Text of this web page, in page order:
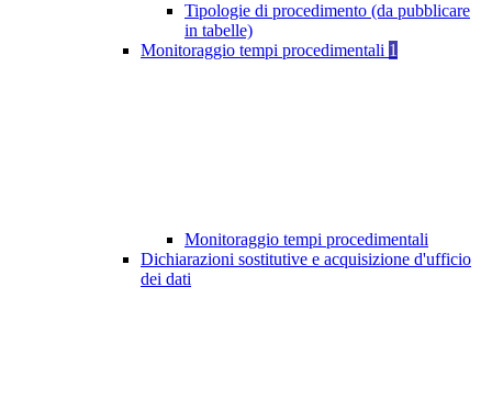
Tipologie di procedimento (da pubblicare
in tabelle)
Monitoraggio tempi procedimentali 1
Monitoraggio tempi procedimentali
Dichiarazioni sostitutive e acquisizione d'ufficio
dei dati